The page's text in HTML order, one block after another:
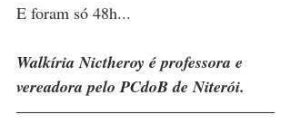
E foram só 48h...
Walkíria Nictheroy é professora e
vereadora pelo PCdoB de Niterói.